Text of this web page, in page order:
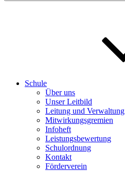
Schule
Über uns
Unser Leitbild
Leitung und Verwaltung
Mitwirkungsgremien
Infoheft
Leistungsbewertung
Schulordnung
Kontakt
Förderverein